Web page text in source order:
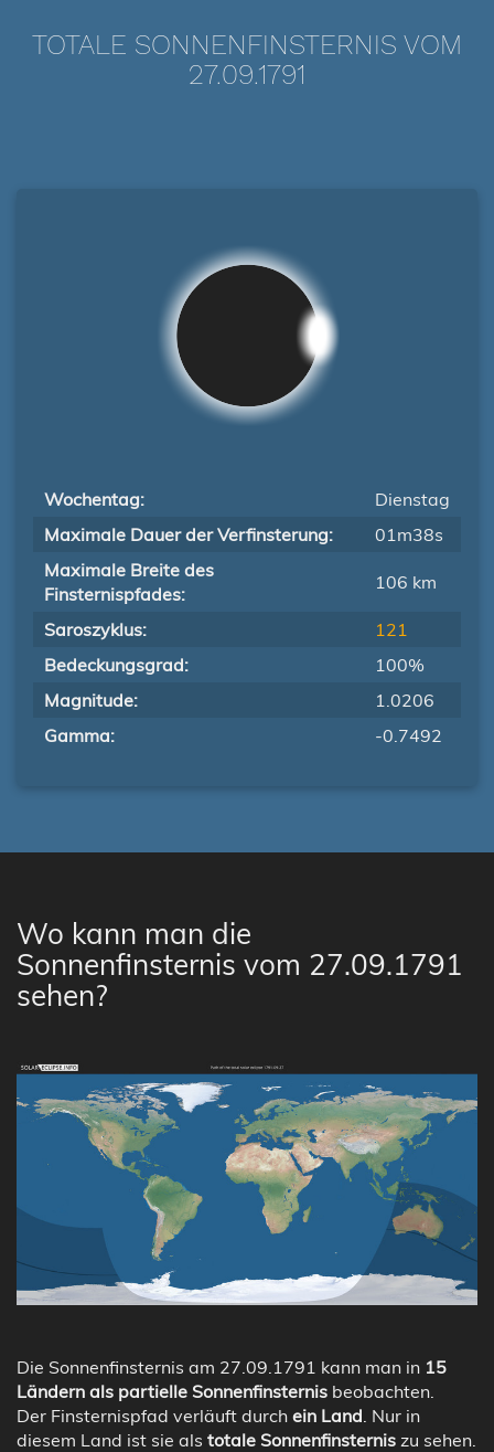
TOTALE SONNENFINSTERNIS VOM
27.09.1791
Wochentag:
Dienstag
Maximale Dauer der Verfinsterung:
01m38s
Maximale Breite des
Finsternispfades:
106 km
Saroszyklus:
121
Bedeckungsgrad:
100%
Magnitude:
1.0206
Gamma:
-0.7492
Wo kann man die
Sonnenfinsternis vom 27.09.1791
sehen?
Die Sonnenfinsternis am 27.09.1791 kann man in 15
Ländern als partielle Sonnenfinsternis beobachten.
Der Finsternispfad verläuft durch ein Land . Nur in
diesem Land ist sie als totale Sonnenfinsternis zu sehen.